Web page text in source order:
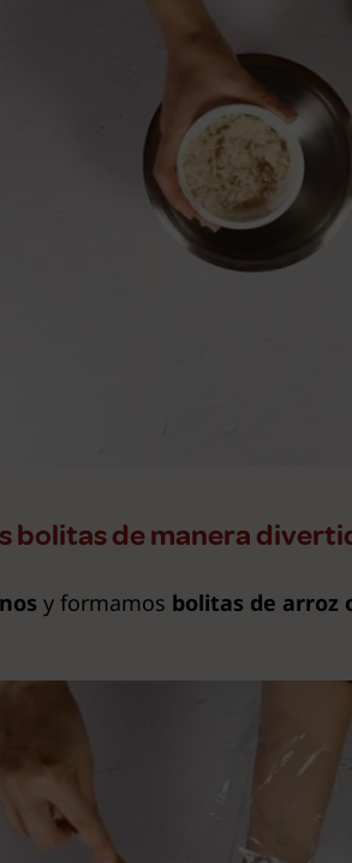
bolitas de manera
y formamos bolitas de arroz